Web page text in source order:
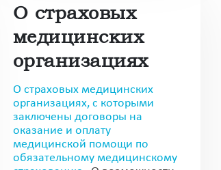
О страховых
медицинских
организациях
О страховых медицинских
организациях, с которыми
заключены договоры на
оказание и оплату
медицинской помощи по
обязательному медицинскому